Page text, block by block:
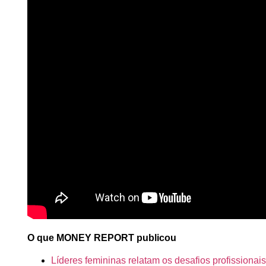
O que MONEY REPORT publicou
Líderes femininas relatam os desafios